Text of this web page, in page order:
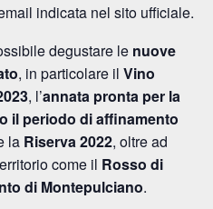
indicata nel sito ufficiale.
degustare le nuove
, in particolare il Vino
, l’annata pronta per la
il periodo di affinamento
la Riserva 2022, oltre ad
come il Rosso di
di Montepulciano.